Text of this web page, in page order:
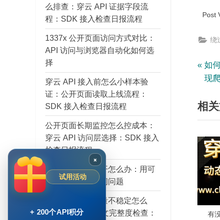
Post
绕
文
导
航
P
r
v
u
s
P
如
现
相
有
么排查：穿云 API 证据字段流
程：SDK 接入检查日报流程
1337x 公开页面访问方式对比：
API 访问与浏览器自动化如何选
择
穿云 API 接入前怎么小样本验
证：公开页面读取上线流程：
SDK 接入检查日报流程
公开页面长期监控怎么控成本：
穿云 API 访问层选择：SDK 接入
检查日报流程
1337x 页面打不开怎么办：用可
观察字段判断访问问题
AI Agent 输入质量不稳定怎么
办：穿云 API 正文完整度检查：
×
试用活动
+ 200个API积分